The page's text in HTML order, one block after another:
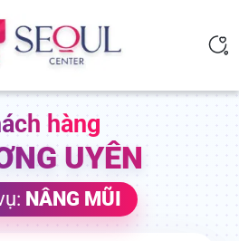
hàng
UYÊN
NÂNG MŨI